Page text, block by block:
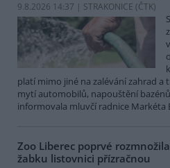
9.8.2026 14:37 | STRAKONICE (ČTK)
platí mimo jiné na zalévání zahrad a
mytí automobilů, napouštění
informovala mluvčí radnice Markéta
Zoo Liberec poprvé
žabku listovnici přízračnou